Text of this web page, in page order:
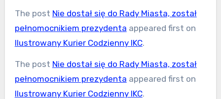
The post Nie dostał się do Rady Miasta, został
pełnomocnikiem prezydenta appeared first on
Ilustrowany Kurier Codzienny IKC.
The post Nie dostał się do Rady Miasta, został
pełnomocnikiem prezydenta appeared first on
Ilustrowany Kurier Codzienny IKC.